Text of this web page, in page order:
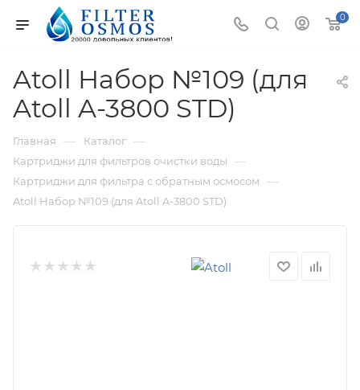
0
Atoll Набор №109 (для
Atoll A-3800 STD)
Главная — Каталог —
Картриджи для фильтров очистки воды —
Картриджи для фильтра с обратным осмосом —
Atoll Набор №109 (для Atoll A-3800 STD)